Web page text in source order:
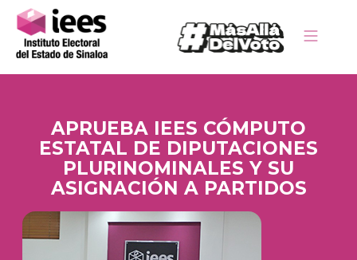
APRUEBA IEES CÓMPUTO
ESTATAL DE DIPUTACIONES
PLURINOMINALES Y SU
ASIGNACIÓN A PARTIDOS